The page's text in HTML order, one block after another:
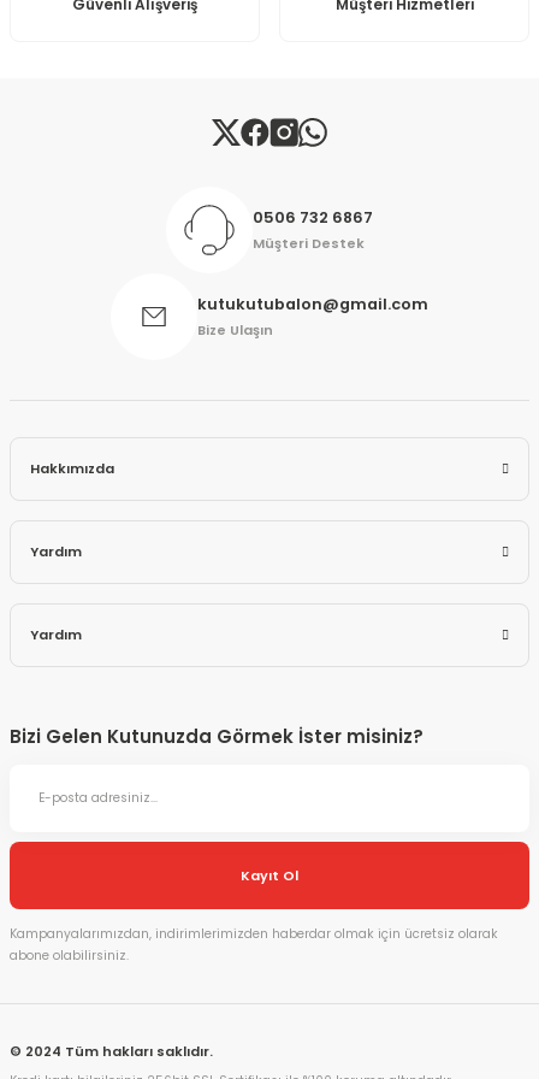
Gönder
Güvenli Alışveriş Müşteri Hizmetleri
0506 732 6867
Müşteri Destek
kutukutubalon@gmail.com
Bize Ulaşın
Hakkımızda
Yardım
Yardım
Bizi Gelen Kutunuzda Görmek İster misiniz?
Kayıt Ol
Kampanyalarımızdan, indirimlerimizden haberdar olmak için ücretsiz olarak
abone olabilirsiniz.
© 2024 Tüm hakları saklıdır.